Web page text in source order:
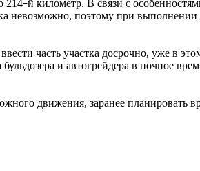
214–й километр. В связи с
невозможно, поэтому при
часть участка досрочно, уже в
и автогрейдера в ночное
движения, заранее планировать